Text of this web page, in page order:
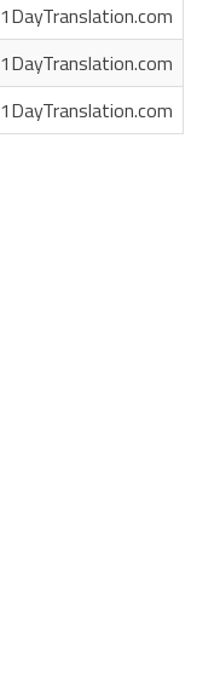
1DayTranslation.com
1DayTranslation.com
1DayTranslation.com